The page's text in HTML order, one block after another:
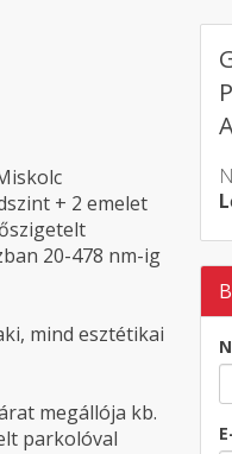
+ 2 emelet
20-478 nm-ig
mind esztétikai
megállója kb.
parkolóval